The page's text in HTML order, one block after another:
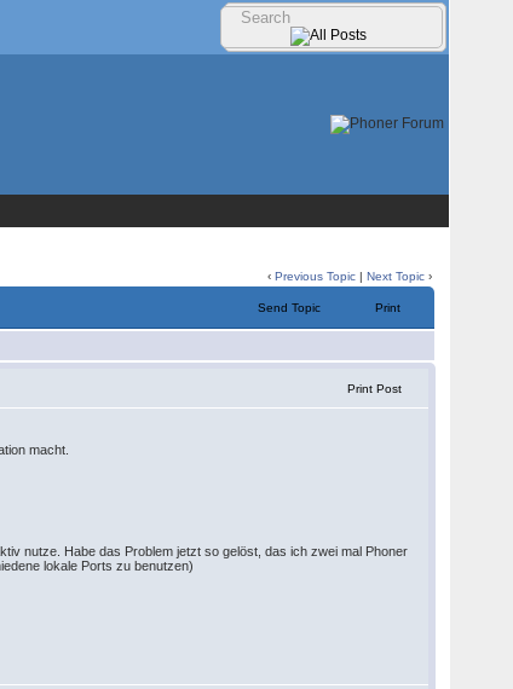
‹Previous Topic |Next Topic ›
Send Topic Print
Print Post
macht.
nutze. Habe das Problem jetzt so gelöst, das ich zwei mal Phoner
lokale Ports zu benutzen)